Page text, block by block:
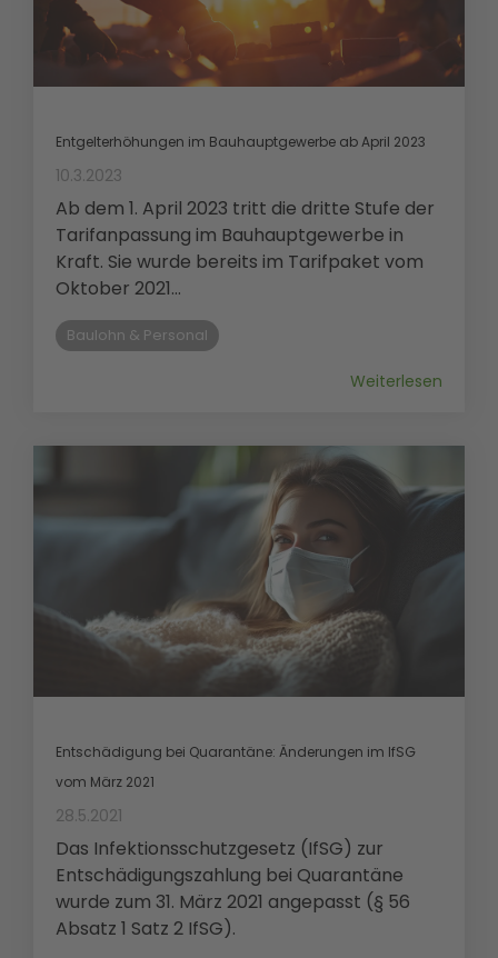
Entgelterhöhungen im Bauhauptgewerbe ab April 2023
10.3.2023
Ab dem 1. April 2023 tritt die dritte Stufe der
Tarifanpassung im Bauhauptgewerbe in
Kraft. Sie wurde bereits im Tarifpaket vom
Oktober 2021...
Baulohn & Personal
Weiterlesen
Entschädigung bei Quarantäne: Änderungen im IfSG
vom März 2021
28.5.2021
Das Infektionsschutzgesetz (IfSG) zur
Entschädigungszahlung bei Quarantäne
wurde zum 31. März 2021 angepasst (§ 56
Absatz 1 Satz 2 IfSG).